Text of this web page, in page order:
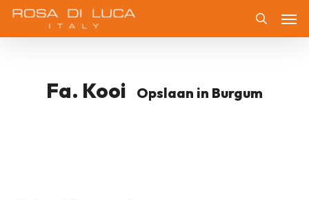
Skip
Fa. Kooi Opslaan in Burgum